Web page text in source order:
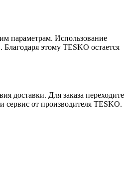
параметрам. Использование
этому TESKO остается
доставки. Для заказа переходите
сервис от производителя TESKO.